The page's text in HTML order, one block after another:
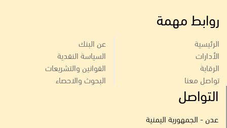
روابط مهمة
الرئيسية
الأدارات
الرقابة
تواصل معنا
عن البنك
السياسة النقدية
القوانين والتشريعات
البحوث والاحصاء
التواصل
عدن - الجمهورية اليمنية